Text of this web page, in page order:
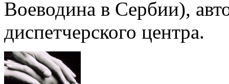
Воеводина в Сербии),
диспетчерского центра.